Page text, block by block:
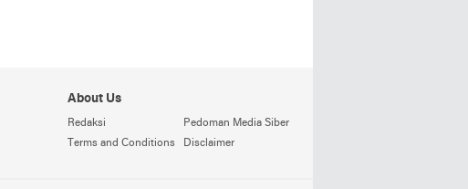
About Us
Redaksi
Pedoman Media Siber
Terms and Conditions
Disclaimer